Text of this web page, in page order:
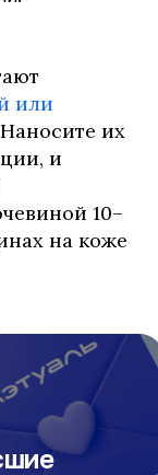
или
Наносите их
и
10–
на коже